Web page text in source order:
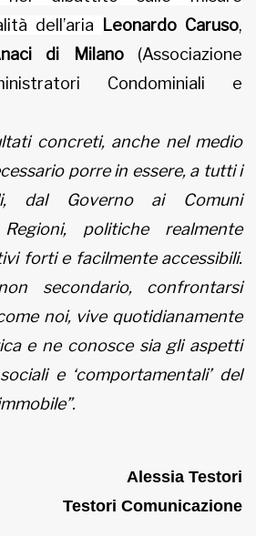
dell’aria Leonardo Caruso,
di Milano(Associazione
Condominiali e
concreti, anche nel medio
porre in essere, a tutti i
dal Governo ai Comuni
politiche realmente
forti e facilmente accessibili.
secondario, confrontarsi
noi, vive quotidianamente
e ne conosce sia gli aspetti
e ‘comportamentali’ del
Alessia Testori
Testori Comunicazione